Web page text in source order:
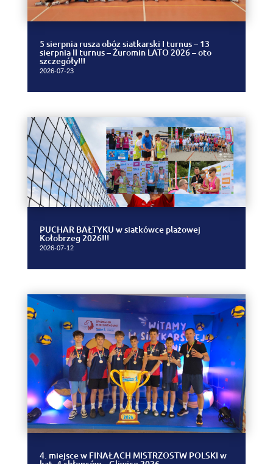
5 sierpnia rusza obóz siatkarski I turnus – 13
sierpnia II turnus – Żuromin LATO 2026 – oto
szczegóły!!!
2026-07-23
PUCHAR BAŁTYKU w siatkówce plażowej
Kołobrzeg 2026!!!
2026-07-12
4. miejsce w FINAŁACH MISTRZOSTW POLSKI w